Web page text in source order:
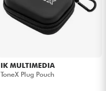
IK MULTIMEDIA
ToneX Plug Pouch